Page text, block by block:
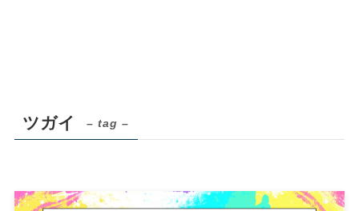
ツガイ – tag –